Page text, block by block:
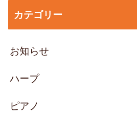
カテゴリー
お知らせ
ハープ
ピアノ